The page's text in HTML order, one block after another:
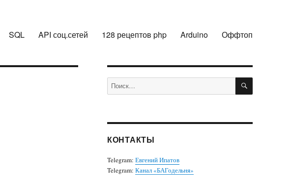
SQL API соц.сетей 128 рецептов php Arduino Оффтоп
Искать: ПОИСК
КОНТАКТЫ
Telegram: Евгений Ипатов
Telegram: Канал «БАГодельня»